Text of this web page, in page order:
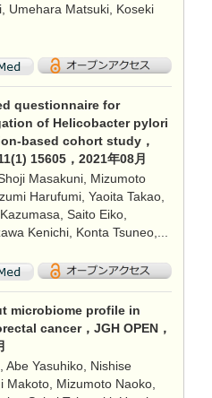
Umehara Matsuki, Koseki
questionnaire for
of Helicobacter pylori
based cohort study，
15605，2021年08月
Masakuni, Mizumoto
Harufumi, Yaoita Takao,
Saito Eiko,
Kenichi, Konta Tsuneo,...
microbiome profile in
cancer，JGH OPEN，
Abe Yasuhiko, Nishise
Makoto, Mizumoto Naoko,